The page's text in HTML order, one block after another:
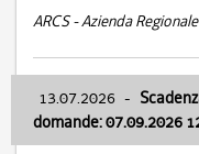
ARCS - Azienda
13.07.2026 -
domande: 07.09.2026